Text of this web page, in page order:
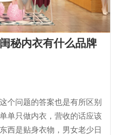
秘内衣有什么品牌
个问题的答案也是有所区别
单只做内衣，营收的话应该
西是贴身衣物，男女老少日